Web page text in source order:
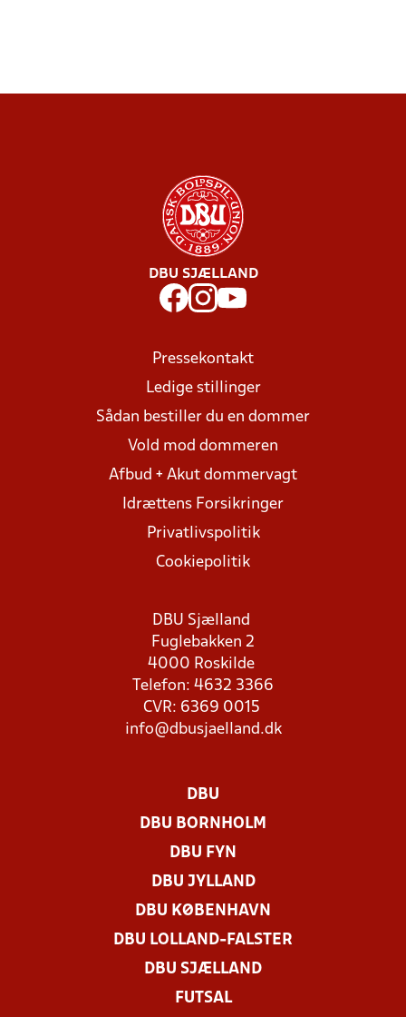
DBU SJÆLLAND
Pressekontakt
Ledige stillinger
Sådan bestiller du en dommer
Vold mod dommeren
Afbud + Akut dommervagt
Idrættens Forsikringer
Privatlivspolitik
Cookiepolitik
DBU Sjælland
Fuglebakken 2
4000 Roskilde
Telefon: 4632 3366
CVR: 6369 0015
info@dbusjaelland.dk
DBU
DBU BORNHOLM
DBU FYN
DBU JYLLAND
DBU KØBENHAVN
DBU LOLLAND-FALSTER
DBU SJÆLLAND
FUTSAL